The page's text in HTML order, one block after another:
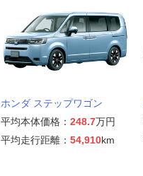
ホンダ ステップワゴン
平均本体価格： 248.7万円
平均走行距離： 54,910km